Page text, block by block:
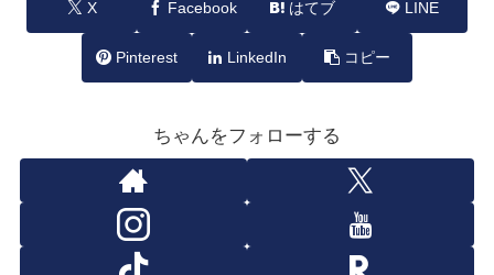
X Facebook はてブ LINE
Pinterest LinkedIn コピー
ちゃんをフォローする